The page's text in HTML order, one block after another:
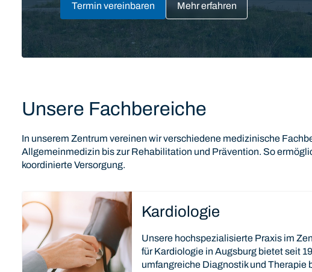
Termin vereinbaren Mehr erfahren
Unsere Fachbereiche
In unserem Zentrum vereinen wir verschiedene medizinische
Allgemeinmedizin bis zur Rehabilitation und Prävention. So
koordinierte Versorgung.
Kardiologie
Unsere hochspezialisierte Praxis im
für Kardiologie in Augsburg bietet seit
umfangreiche Diagnostik und Therapie